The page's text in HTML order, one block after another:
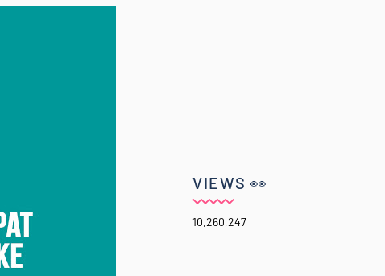
VIEWS 👀
10,260,247